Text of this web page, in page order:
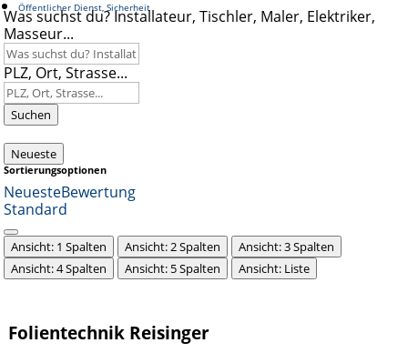
Öffentlicher Dienst, Sicherheit
Was suchst du? Installateur, Tischler, Maler, Elektriker,
Masseur...
PLZ, Ort, Strasse...
Suchen
Neueste
Sortierungsoptionen
NeuesteBewertung
Standard
Ansicht: 1 Spalten Ansicht: 2 Spalten
Ansicht: 3 Spalten
Ansicht: 4 Spalten
Ansicht: 5 Spalten Ansicht: Liste
Folientechnik Reisinger